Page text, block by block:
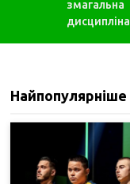
змагальна
дисципліна
Найпопулярніше